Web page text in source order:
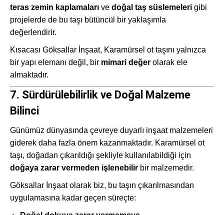
teras zemin kaplamaları ve doğal taş süslemeleri gibi
projelerde de bu taşı bütüncül bir yaklaşımla
değerlendirir.
Kısacası Göksallar İnşaat, Karamürsel ot taşını yalnızca
bir yapı elemanı değil, bir mimari değer olarak ele
almaktadır.
7. Sürdürülebilirlik ve Doğal Malzeme
Bilinci
Günümüz dünyasında çevreye duyarlı inşaat malzemeleri
giderek daha fazla önem kazanmaktadır. Karamürsel ot
taşı, doğadan çıkarıldığı şekliyle kullanılabildiği için
doğaya zarar vermeden işlenebilir bir malzemedir.
Göksallar İnşaat olarak biz, bu taşın çıkarılmasından
uygulamasına kadar geçen süreçte: